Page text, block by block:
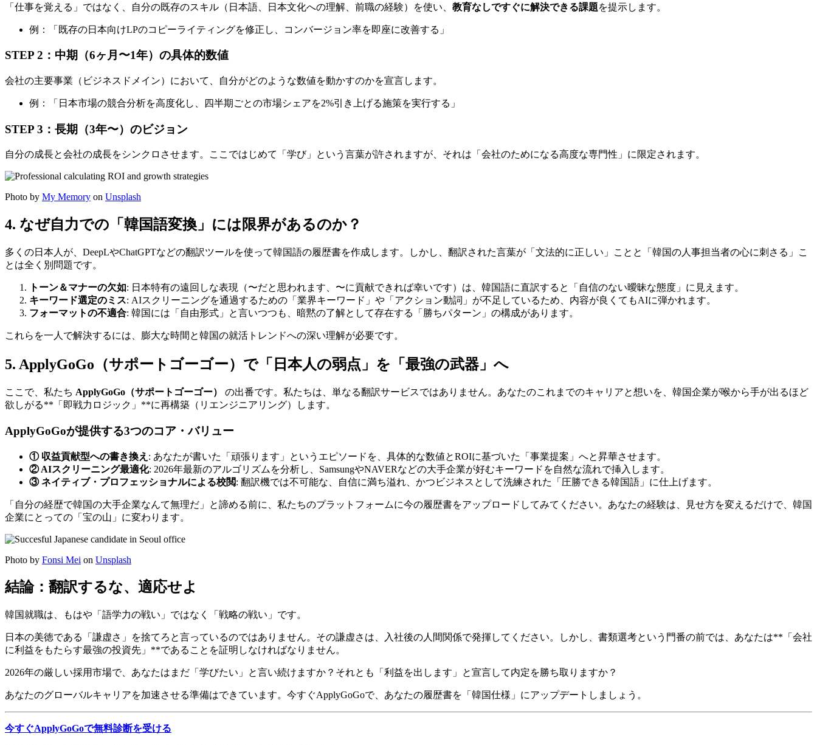
「仕事を覚える」ではなく、自分の既存のスキル（日本語、日本文化への理解、前職の経験）を使い、 教育なしですぐに解決できる課題を提示します。
例：「既存の日本向けLPのコピーライティングを修正し、コンバージョン率を即座に改善する」
STEP 2：中期（6ヶ月〜1年）の具体的数値
会社の主要事業（ビジネスドメイン）において、自分がどのような数値を動かすのかを宣言します。
例：「日本市場の競合分析を高度化し、四半期ごとの市場シェアを2%引き上げる施策を実行する」
STEP 3：長期（3年〜）のビジョン
自分の成長と会社の成長をシンクロさせます。ここではじめて「学び」という言葉が許されますが、それは「会社のためになる高度な専門性」に限定されます。
Photo by My Memory on Unsplash
4. なぜ自力での「韓国語変換」には限界があるのか？
多くの日本人が、DeepLやChatGPTなどの翻訳ツールを使って韓国語の履歴書を作成します。しかし、翻訳された言葉が「文法的に正しい」ことと「韓国の人事担当者の心に刺さる」こ
とは全く別問題です。
トーン＆マナーの欠如: 日本特有の遠回しな表現（〜だと思われます、〜に貢献できれば幸いです）は、韓国語に直訳すると「自信のない曖昧な態度」に見えます。
キーワード選定のミス: AIスクリーニングを通過するための「業界キーワード」や「アクション動詞」が不足しているため、内容が良くてもAIに弾かれます。
フォーマットの不適合: 韓国には「自由形式」と言いつつも、暗黙の了解として存在する「勝ちパターン」の構成があります。
これらを一人で解決するには、膨大な時間と韓国の就活トレンドへの深い理解が必要です。
5. ApplyGoGo（サポートゴーゴー）で「日本人の弱点」を「最強の武器」へ
ここで、私たち ​ ApplyGoGo（サポートゴーゴー）
の出番です。私たちは、単なる翻訳サービスではありません。あなたのこれまでのキャリアと想いを、韓国企業が喉から手が出るほど
欲しがる**「即戦力ロジック」**に再構築（リエンジニアリング）します。
ApplyGoGoが提供する3つのコア・バリュー
① 収益貢献型への書き換え : あなたが書いた「頑張ります」というエピソードを、具体的な数値とROIに基づいた「事業提案」へと昇華させます。
② AIスクリーニング最適化: 2026年最新のアルゴリズムを分析し、SamsungやNAVERなどの大手企業が好むキーワードを自然な流れで挿入します。
③ ネイティブ・プロフェッショナルによる校閲: 翻訳機では不可能な、自信に満ち溢れ、かつビジネスとして洗練された「圧勝できる韓国語」に仕上げます。
「自分の経歴で韓国の大手企業なんて無理だ」と諦める前に、私たちのプラットフォームに今の履歴書をアップロードしてみてください。あなたの経験は、見せ方を変えるだけで、韓国
企業にとっての「宝の山」に変わります。
Photo by Fonsi Mei on Unsplash
結論：翻訳するな、適応せよ
韓国就職は、もはや「語学力の戦い」ではなく「戦略の戦い」です。
日本の美徳である「謙虚さ」を捨てろと言っているのではありません。その謙虚さは、入社後の人間関係で発揮してください。しかし、書類選考という門番の前では、あなたは**「会社
に利益をもたらす最強の投資先」**であることを証明しなければなりません。
2026年の厳しい採用市場で、あなたはまだ「学びたい」と言い続けますか？それとも「利益を出します」と宣言して内定を勝ち取りますか？
あなたのグローバルキャリアを加速させる準備はできています。今すぐApplyGoGoで、あなたの履歴書を「韓国仕様」にアップデートしましょう。
今すぐApplyGoGoで無料診断を受ける